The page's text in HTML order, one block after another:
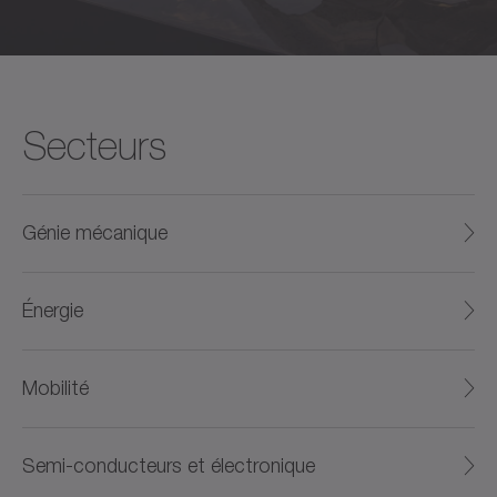
Secteurs
Génie mécanique
Énergie
Mobilité
Semi-conducteurs et électronique